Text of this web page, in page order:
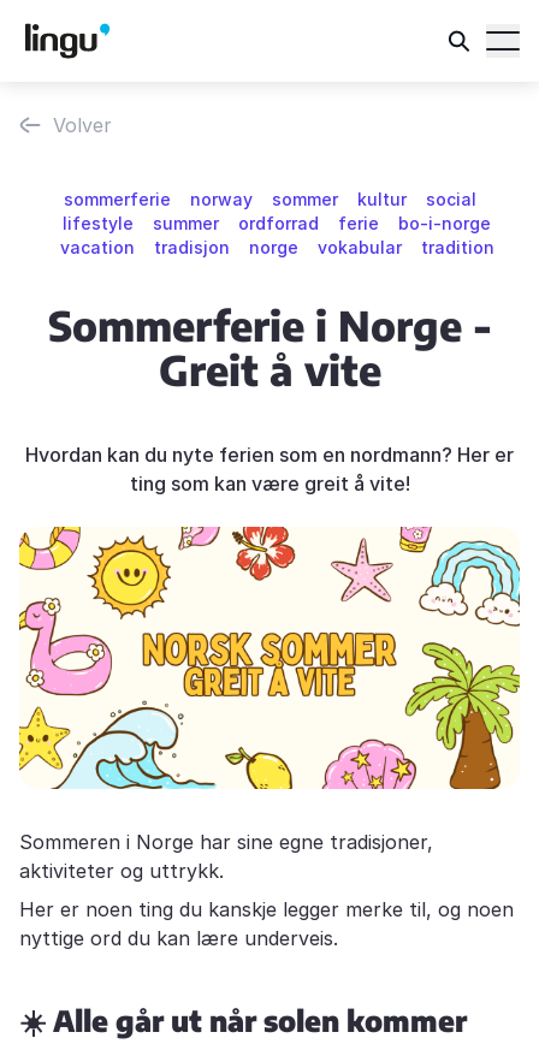
Volver
sommerferie norway sommer kultur
social
lifestyle
summer ordforrad ferie
bo-i-norge
vacation
tradisjon norge vokabular tradition
Sommerferie i Norge -
Greit å vite
Hvordan kan du nyte ferien som en nordmann? Her er
ting som kan være greit å vite!
Sommeren i Norge har sine egne tradisjoner,
aktiviteter og uttrykk.
Her er noen ting du kanskje legger merke til, og noen
nyttige ord du kan lære underveis.
☀️ Alle går ut når solen kommer